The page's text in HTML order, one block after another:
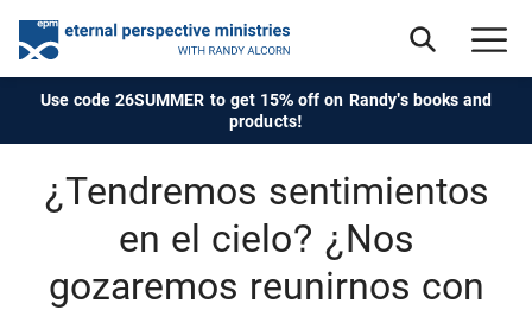
Use code 26SUMMER to get 15% off on Randy's books and
products!
¿Tendremos sentimientos
en el cielo? ¿Nos
gozaremos reunirnos con